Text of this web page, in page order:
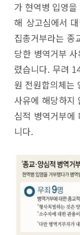
가 현역병 입영
해 상고심에서
집총거부라는 종
당한 병역거부
렸습니다. 무려
원 전원합의체는
사유에 해당하지
심적 병역거부에
니다.